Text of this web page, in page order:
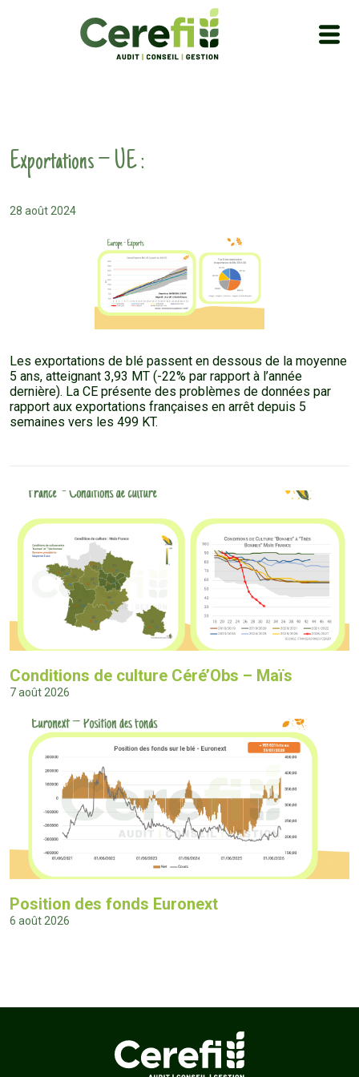
Exportations – UE :
28 août 2024
Les exportations de blé passent en dessous de la moyenne
5 ans, atteignant 3,93 MT (-22% par rapport à l’année
dernière). La CE présente des problèmes de données par
rapport aux exportations françaises en arrêt depuis 5
semaines vers les 499 KT.
Conditions de culture Céré’Obs – Maïs
7 août 2026
Position des fonds Euronext
6 août 2026